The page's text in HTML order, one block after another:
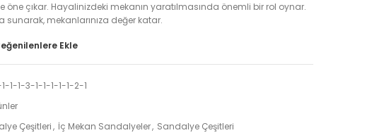
öne çıkar. Hayalinizdeki mekanın yaratılmasında önemli bir rol oynar.
sunarak, mekanlarınıza değer katar.
Ekle
1-1-3-1-1-1-1-1-2-1
Çeşitleri, İç Mekan Sandalyeler, Sandalye Çeşitleri